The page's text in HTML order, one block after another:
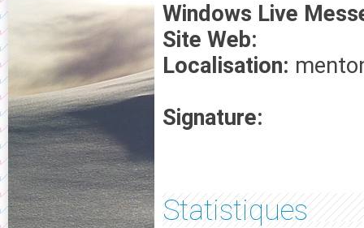
Windows Live
Site Web:
Localisation:
Signature:
Statistiques